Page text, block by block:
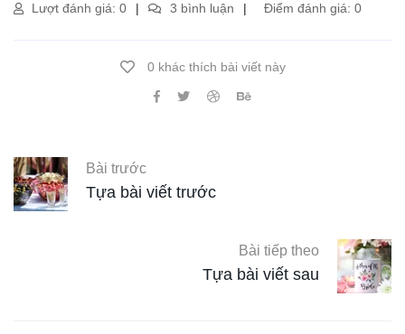
Lượt đánh giá: 0 3 bình luận Điểm đánh giá: 0
0 khác thích bài viết này
Bài trước
Tựa bài viết trước
Bài tiếp theo
Tựa bài viết sau